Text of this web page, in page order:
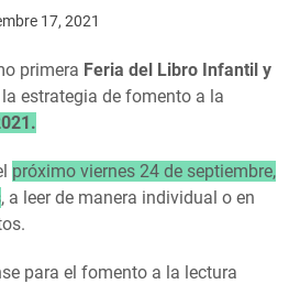
17, 2021
primera Feria del Libro Infantil y
la estrategia de fomento a la
próximo viernes 24 de septiembre,
, a leer de manera individual o en
para el fomento a la lectura